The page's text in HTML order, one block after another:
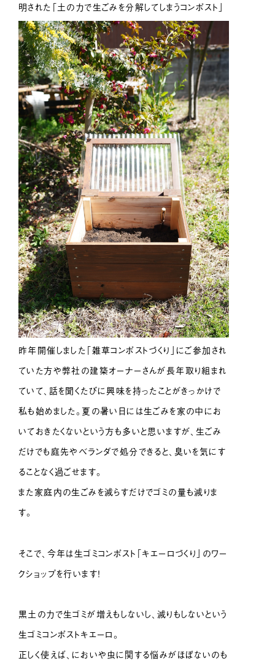
明された「土の力で生ごみを分解してしまうコンポスト」
昨年開催しました「雑草コンポストづくり」にご参加され
ていた方や弊社の建築オーナーさんが長年取り組まれ
ていて、話を聞くたびに興味を持ったことがきっかけで
私も始めました。夏の暑い日には生ごみを家の中にお
いておきたくないという方も多いと思いますが、生ごみ
だけでも庭先やベランダで処分できると、臭いを気にす
ることなく過ごせます。
また家庭内の生ごみを減らすだけでゴミの量も減りま
す。
そこで、今年は生ゴミコンポスト「キエーロづくり」のワー
クショップを行います！
黒土の力で生ゴミが増えもしないし、減りもしないという
生ゴミコンポストキエーロ。
正しく使えば、においや虫に関する悩みがほぼないのも